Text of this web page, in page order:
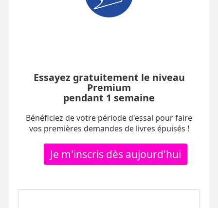
Essayez gratuitement le niveau
Premium
pendant 1 semaine
Bénéficiez de votre période d'essai pour faire
vos premières demandes de livres épuisés !
Je m'inscris dès aujourd'hui